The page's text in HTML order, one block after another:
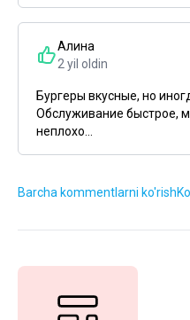
Алина
2 yil oldin
Бургеры вкусные, но
Обслуживание быстрое,
неплохо...
Barcha kommentlarni ko'rish